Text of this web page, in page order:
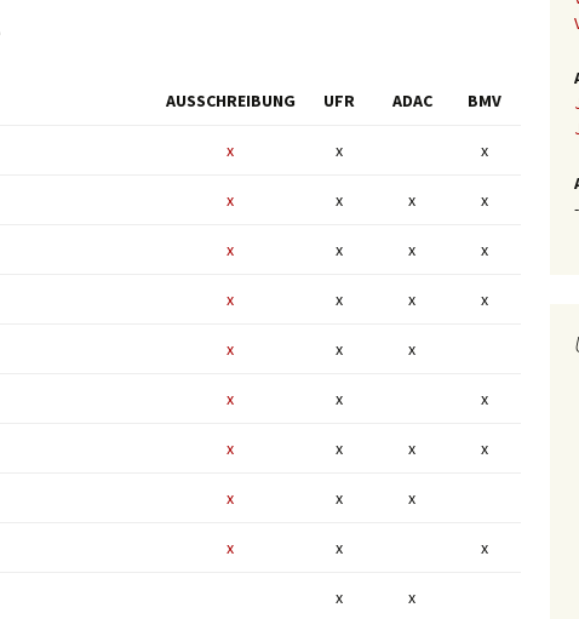
AUSSCHREIBUNG UFR ADAC BMV
x x x
x x x x
x x x x
x x x x
x x x
x x x
x x x x
x x x
x x x
x x